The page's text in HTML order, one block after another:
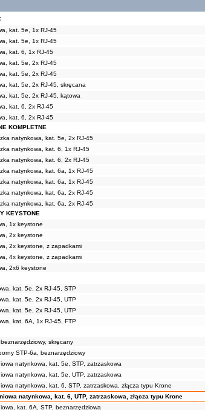
kat. 5e, 1x RJ-45
kat. 5e, 1x RJ-45
kat. 6, 1x RJ-45
kat. 5e, 2x RJ-45
kat. 5e, 2x RJ-45
kat. 5e, 2x RJ-45, skręcana
kat. 5e, 2x RJ-45, kątowa
kat. 6, 2x RJ-45
kat. 6, 2x RJ-45
KOMPLETNE
natynkowa, kat. 5e, 2x RJ-45
natynkowa, kat. 6, 1x RJ-45
natynkowa, kat. 6, 2x RJ-45
natynkowa, kat. 6a, 1x RJ-45
natynkowa, kat. 6a, 1x RJ-45
natynkowa, kat. 6a, 2x RJ-45
natynkowa, kat. 6a, 2x RJ-45
KEYSTONE
1x keystone
2x keystone
2x keystone, z zapadkami
4x keystone, z zapadkami
2x6 keystone
kat. 5e, 2x RJ-45, STP
kat. 5e, 2x RJ-45, UTP
kat. 5e, 2x RJ-45, UTP
kat. 6A, 1x RJ-45, FTP
skręcany
STP-6a, beznarzędziowy
natynkowa, kat. 5e, STP, zatrzaskowa
natynkowa, kat. 5e, UTP, zatrzaskowa
natynkowa, kat. 6, STP, zatrzaskowa, złącza typu Krone
natynkowa, kat. 6, UTP, zatrzaskowa, złącza typu Krone
kat. 6A, STP, beznarzędziowa